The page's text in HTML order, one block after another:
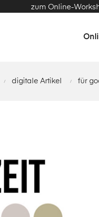
zum Online-
digitale Artikel für